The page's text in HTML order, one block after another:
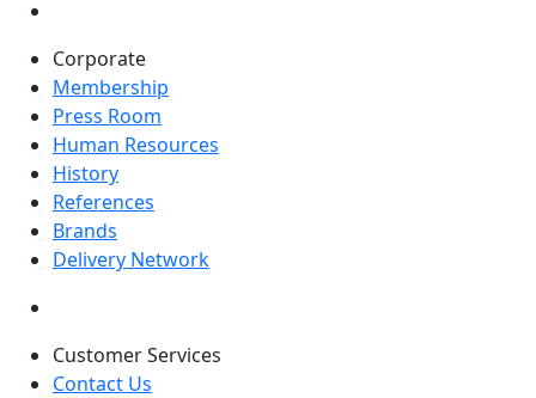
Corporate
Membership
Press Room
Human Resources
History
References
Brands
Delivery Network
Customer Services
Contact Us